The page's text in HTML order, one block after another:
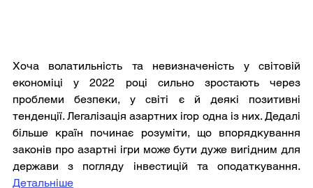
Хоча волатильність та невизначеність у світовій
економіці у 2022 році сильно зростають через
проблеми безпеки, у світі є й деякі позитивні
тенденції. Легалізація азартних ігор одна із них. Дедалі
більше країн починає розуміти, що впорядкування
законів про азартні ігри може бути дуже вигідним для
Детальніше